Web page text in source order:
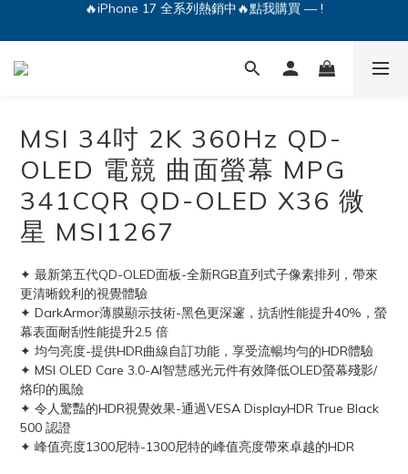
🔥iPhone 17 全系列熱銷中🔥點我購買 — !
💕加入Q哥 Line 新好友領優惠券！🎫
🔥iPhone 17 全系列熱銷中🔥點我購買 — !
MSI 34吋 2K 360Hz QD-
OLED 電競 曲面螢幕 MPG
341CQR QD-OLED X36 微
星 MSI1267
✦ 最新第五代QD-OLED面板-全新RGB直列式子像素排列，帶來
更清晰銳利的視覺體驗
✦ DarkArmor薄膜顯示技術-黑色更深邃，抗刮性能提升40%，螢
幕表面耐刮性能提升2.5 倍
✦ 均勻亮度-提供HDR曲線自訂功能，享受流暢均勻的HDR體驗
✦ MSI OLED Care 3.0-AI智慧感光元件有效降低OLED螢幕殘影/
烙印的風險
✦ 令人驚豔的HDR視覺效果-通過VESA DisplayHDR True Black
500 認證
✦ 峰值亮度1300尼特-1300尼特的峰值亮度帶來卓越的HDR